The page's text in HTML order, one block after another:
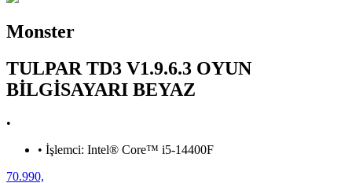
Monster
TULPAR TD3 V1.9.6.3 OYUN
BİLGİSAYARI BEYAZ
•
• İşlemci: Intel® Core™ i5-14400F
70.990,